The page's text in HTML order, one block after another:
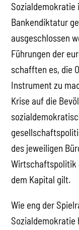
Sozialdemokratie
Bankendiktatur
ausgeschlossen
Führungen der
schafften es, die
Instrument zu
Krise auf die
des jeweiligen
Wirtschaftspolitik
dem Kapital gilt.
Wie eng der
Sozialdemokratie